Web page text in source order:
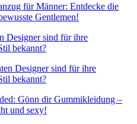
für Männer: Entdecke die
Gentlemen!
Designer sind für ihre
bekannt?
Designer sind für ihre
bekannt?
Gönn dir Gummikleidung –
und sexy!